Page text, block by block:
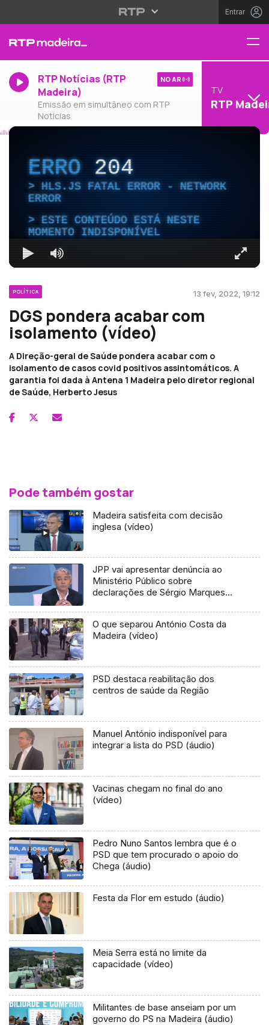
Entrar
RTP Notícias (RTP
Madeira)
Emissão em simultâneo com RTP
Notícias
NO AR
TV
RTP
ERRO204
HLS.JS FATAL ERROR - NETWORK
ERROR
ESTE CONTEÚDO ESTÁ NESTE
MOMENTO INDISPONÍVEL
POLÍTICA 13 fev, 2022, 19:12
DGS pondera acabar com
isolamento (vídeo)
A Direção-geral de Saúde pondera acabar com o
isolamento de casos covid positivos assintomáticos. A
garantia foi dada à Antena 1 Madeira pelo diretor regional
de Saúde, Herberto Jesus
Pode também gostar
Madeira satisfeita com decisão
inglesa (vídeo)
JPP vai apresentar denúncia ao
Ministério Público sobre
declarações de Sérgio Marques
O que separou António Costa da
Madeira (vídeo)
PSD destaca reabilitação dos
centros de saúde da Região
Manuel António indisponível para
integrar a lista do PSD (áudio)
Vacinas chegam no final do ano
(vídeo)
Pedro Nuno Santos lembra que é o
PSD que tem procurado o apoio do
Chega (áudio)
Festa da Flor em estudo (áudio)
Meia Serra está no limite da
capacidade (vídeo)
Militantes de base anseiam por um
governo do PS na Madeira (áudio)